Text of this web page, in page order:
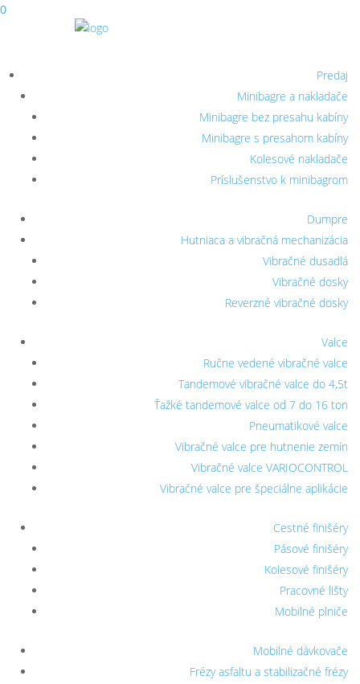
0
Predaj
Minibagre a nakladače
Minibagre bez presahu kabíny
Minibagre s presahom kabíny
Kolesové nakladače
Príslušenstvo k minibagrom
Dumpre
Hutniaca a vibračná mechanizácia
Vibračné dusadlá
Vibračné dosky
Reverzné vibračné dosky
Valce
Ručne vedené vibračné valce
Tandemové vibračné valce do 4,5t
Ťažké tandemové valce od 7 do 16 ton
Pneumatikové valce
Vibračné valce pre hutnenie zemín
Vibračné valce VARIOCONTROL
Vibračné valce pre špeciálne aplikácie
Cestné finišéry
Pásové finišéry
Kolesové finišéry
Pracovné lišty
Mobilné plniče
Mobilné dávkovače
Frézy asfaltu a stabilizačné frézy